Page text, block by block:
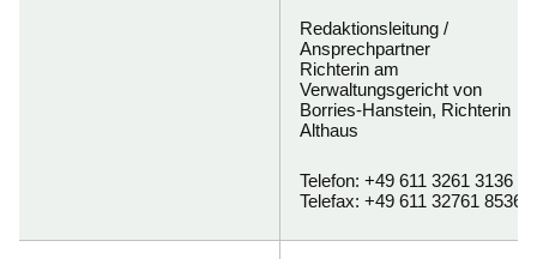
Redaktionsleitung /
Ansprechpartner
Richterin am
Verwaltungsgericht von
Borries-Hanstein, Richterin
Althaus
Telefon: +49 611 3261 3136
Telefax: +49 611 32761 8536